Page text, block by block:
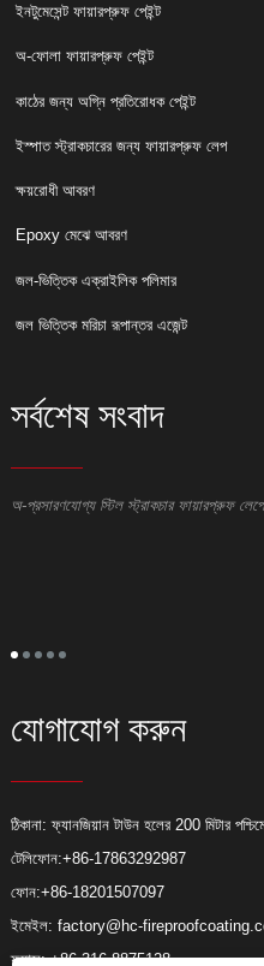
ইনটুমেসেন্ট ফায়ারপ্রুফ পেইন্ট
অ-ফোলা ফায়ারপ্রুফ পেইন্ট
কাঠের জন্য অগ্নি প্রতিরোধক পেইন্ট
ইস্পাত স্ট্রাকচারের জন্য ফায়ারপ্রুফ লেপ
ক্ষয়রোধী আবরণ
Epoxy মেঝে আবরণ
জল-ভিত্তিক এক্রাইলিক পলিমার
জল ভিত্তিক মরিচা রূপান্তর এজেন্ট
সর্বশেষ সংবাদ
অ-প্রসারণযোগ্য স্টিল স্ট্রাকচার ফায়ারপ্রুফ
যোগাযোগ করুন
ঠিকানা: ফ্যানজিয়ান টাউন হলের 200 মিটার
টেলিফোন:+86-17863292987
ফোন:+86-18201507097
ইমেইল: factory@hc-
ফ্যাক্স: +86-316-8875128